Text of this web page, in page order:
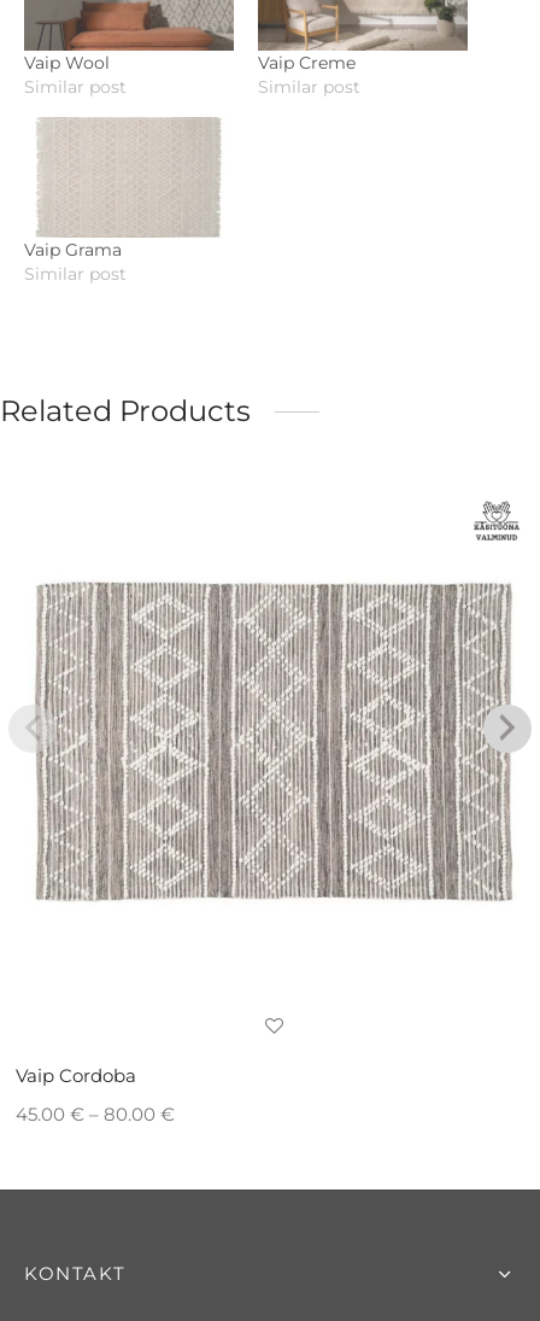
Vaip Wool
Similar post
Vaip Creme
Similar post
Vaip Grama
Similar post
Related Products
Vaip Cordoba
45.00€ – 80.00€
KONTAKT